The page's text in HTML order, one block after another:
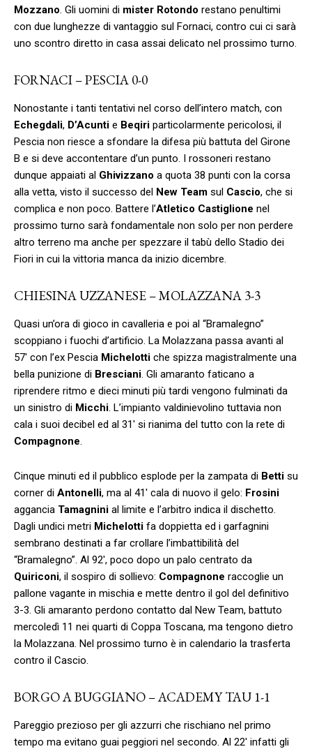
Mozzano. Gli uomini di mister Rotondo restano penultimi
con due lunghezze di vantaggio sul Fornaci, contro cui ci sarà
uno scontro diretto in casa assai delicato nel prossimo turno.
FORNACI – PESCIA 0-0
Nonostante i tanti tentativi nel corso dell’intero match, con
Echegdali, D’Acunti e Beqiri particolarmente pericolosi, il
Pescia non riesce a sfondare la difesa più battuta del Girone
B e si deve accontentare d’un punto. I rossoneri restano
dunque appaiati al Ghivizzano a quota 38 punti con la corsa
alla vetta, visto il successo del New Team sul Cascio, che si
complica e non poco. Battere l’Atletico Castiglione nel
prossimo turno sarà fondamentale non solo per non perdere
altro terreno ma anche per spezzare il tabù dello Stadio dei
Fiori in cui la vittoria manca da inizio dicembre.
CHIESINA UZZANESE – MOLAZZANA 3-3
Quasi un’ora di gioco in cavalleria e poi al “Bramalegno”
scoppiano i fuochi d’artificio. La Molazzana passa avanti al
57′ con l’ex Pescia Michelotti che spizza magistralmente una
bella punizione di Bresciani. Gli amaranto faticano a
riprendere ritmo e dieci minuti più tardi vengono fulminati da
un sinistro di Micchi. L’impianto valdinievolino tuttavia non
cala i suoi decibel ed al 31′ si rianima del tutto con la rete di
Compagnone.
Cinque minuti ed il pubblico esplode per la zampata di Betti su
corner di Antonelli, ma al 41′ cala di nuovo il gelo: Frosini
aggancia Tamagnini al limite e l’arbitro indica il dischetto.
Dagli undici metri Michelotti fa doppietta ed i garfagnini
sembrano destinati a far crollare l’imbattibilità del
“Bramalegno”. Al 92′, poco dopo un palo centrato da
Quiriconi, il sospiro di sollievo: Compagnone raccoglie un
pallone vagante in mischia e mette dentro il gol del definitivo
3-3. Gli amaranto perdono contatto dal New Team, battuto
mercoledì 11 nei quarti di Coppa Toscana, ma tengono dietro
la Molazzana. Nel prossimo turno è in calendario la trasferta
contro il Cascio.
BORGO A BUGGIANO – ACADEMY TAU 1-1
Pareggio prezioso per gli azzurri che rischiano nel primo
tempo ma evitano guai peggiori nel secondo. Al 22′ infatti gli